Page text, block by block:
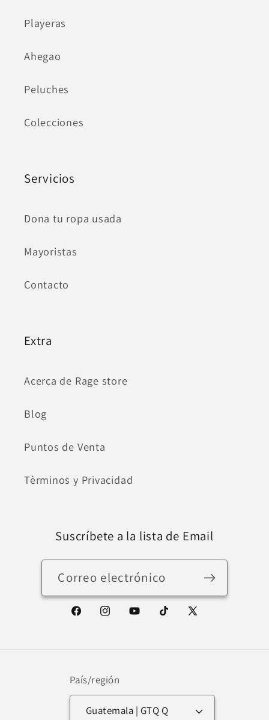
Playeras
Ahegao
Peluches
Colecciones
Servicios
Dona tu ropa usada
Mayoristas
Contacto
Extra
Acerca de Rage store
Blog
Puntos de Venta
Tèrminos y Privacidad
Suscríbete a la lista de Email
Correo electrónico
FacebookInstagramYouTubeTikTokX
País/región
Guatemala | GTQ Q